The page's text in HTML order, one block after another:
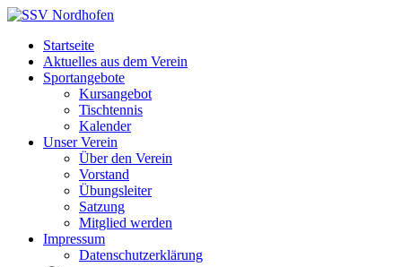
Startseite
Aktuelles aus dem Verein
Sportangebote
Kursangebot
Tischtennis
Kalender
Unser Verein
Über den Verein
Vorstand
Übungsleiter
Satzung
Mitglied werden
Impressum
Datenschutzerklärung